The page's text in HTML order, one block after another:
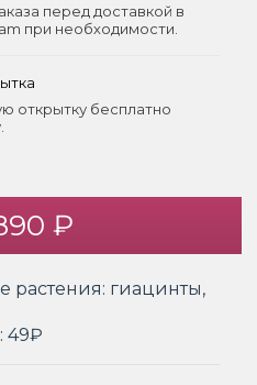
перед доставкой в
при необходимости.
открытку бесплатно
₽
растения: гиацинты,
49₽